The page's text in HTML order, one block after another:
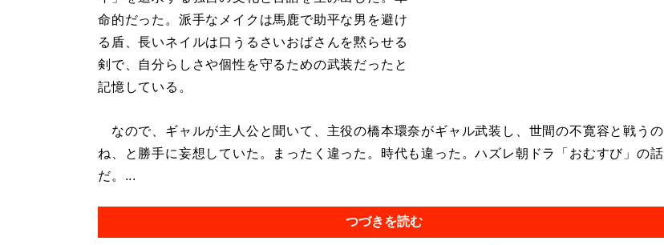
命的だった。派手なメイクは馬鹿で助平な男を避け
る盾、長いネイルは口うるさいおばさんを黙らせる
剣で、自分らしさや個性を守るための武装だったと
記憶している。
なので、ギャルが主人公と聞いて、主役の橋本環奈がギャル武装し、世間の不寛容と戦うの
ね、と勝手に妄想していた。まったく違った。時代も違った。ハズレ朝ドラ「おむすび」の話
だ。...
つづきを読む